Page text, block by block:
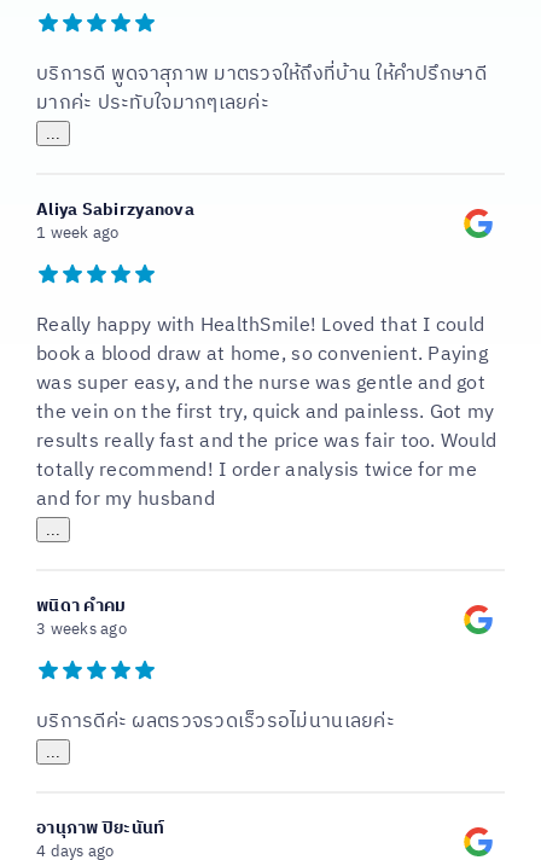
บริการดี พูดจาสุภาพ มาตรวจให้ถึงที่บ้าน ให้คำปรึกษาดี
มากค่ะ ประทับใจมากๆเลยค่ะ
Aliya Sabirzyanova
1 week ago
Really happy with HealthSmile! Loved that I could
book a blood draw at home, so convenient. Paying
was super easy, and the nurse was gentle and got
the vein on the first try, quick and painless. Got my
results really fast and the price was fair too. Would
totally recommend! I order analysis twice for me
and for my husband
พนิดา คําคม
3 weeks ago
บริการดีค่ะ ผลตรวจรวดเร็วรอไม่นานเลยค่ะ
อานุภาพ ปิยะนันท์
4 days ago